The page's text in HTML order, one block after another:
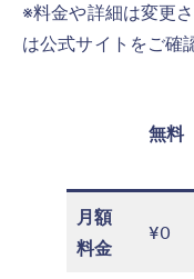
※料金や詳細は変更
は公式サイトをご確
無料
月額
料金
¥0